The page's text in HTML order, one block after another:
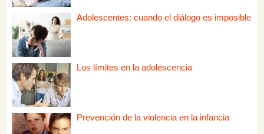
Adolescentes: cuando el diálogo es imposible
Los límites en la adolescencia
Prevención de la violencia en la infancia